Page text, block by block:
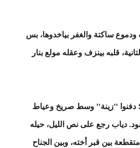
ساكتة والغفر بياخدوها، بس
قلبه بينزف وعقله مولع بنار
دفنوا "زينة" وسط صريخ وعياط
دياب رجع على نص الليل، حيله
بين قبر أخته، وبين الجناح